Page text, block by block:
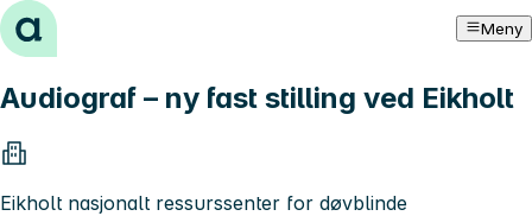
Hopp til innhold Meny
Audiograf – ny fast stilling ved Eikholt
Eikholt nasjonalt ressurssenter for døvblinde